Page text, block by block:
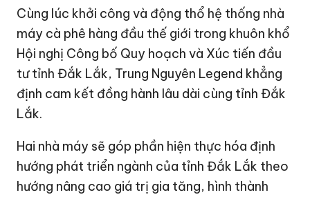
Cùng lúc khởi công và động thổ hệ thống nhà
máy cà phê hàng đầu thế giới trong khuôn khổ
Hội nghị Công bố Quy hoạch và Xúc tiến đầu
tư tỉnh Đắk Lắk, Trung Nguyên Legend khẳng
định cam kết đồng hành lâu dài cùng tỉnh Đắk
Lắk.
Hai nhà máy sẽ góp phần hiện thực hóa định
hướng phát triển ngành của tỉnh Đắk Lắk theo
hướng nâng cao giá trị gia tăng, hình thành